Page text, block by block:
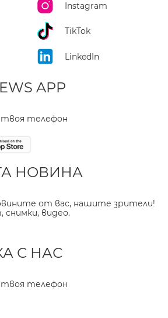
Instagram
TikTok
LinkedIn
APP
твоя телефон
НОВИНА
от вас, нашите зрители!
видео.
С НАС
твоя телефон